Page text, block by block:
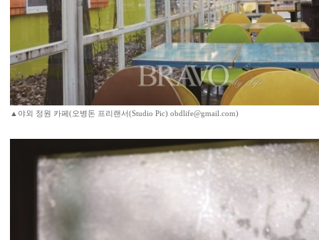
▲야외 정원 카페(오병돈 프리랜서(Studio Pic) obdlife@gmail.com)